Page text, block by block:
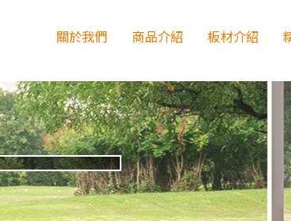
關於我們 商品介紹 板材介紹